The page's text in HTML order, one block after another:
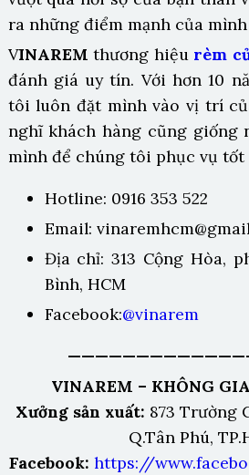
ra những điểm mạnh của mình
VINAREMthương hiệurèm
đánh giá uy tín. Với hơn 10
tôi luôn đặt mình vào vị trí
nghĩ khách hàng cũng giống
mình để chúng tôi phục vụ tốt
Hotline: 0916 353 522
Email:
Địa chỉ: 313 Cộng Hòa,
Bình, HCM
Facebook:@vinarem
VINAREM – KHÔNG
Xưởng sản xuất: 873 Trường
Q.Tân Phú,
Facebook: https://